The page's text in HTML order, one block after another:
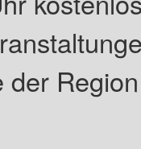
der